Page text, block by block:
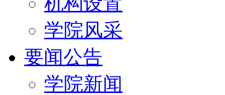
学院风采
要闻公告
学院新闻